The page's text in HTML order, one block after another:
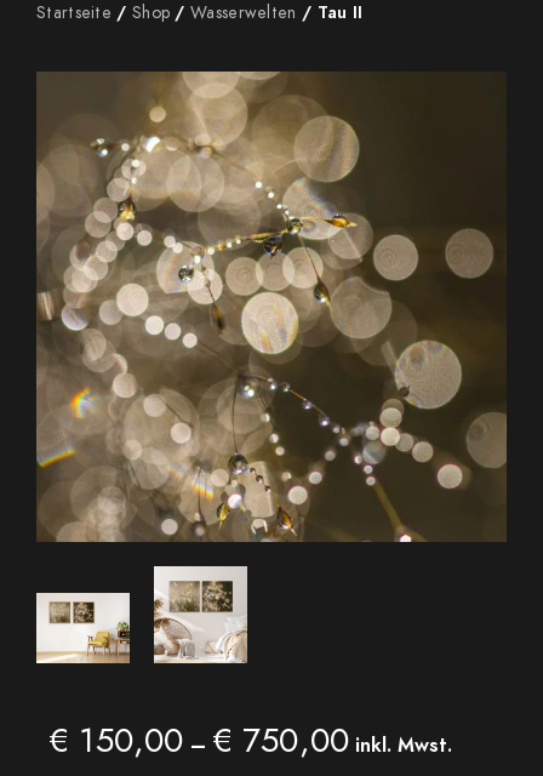
Startseite / Shop /Wasserwelten / Tau II
€ 150,00 – € 750,00Preisspanne:
€ 150,00
inkl. Mwst.